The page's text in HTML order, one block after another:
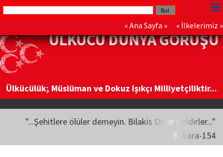
« Ana Sayfa » « İlkelerimiz »
ÜLKÜCÜ DÜNYA GÖRÜŞÜ
Ülkücülük; Müslüman ve Dokuz Işıkçı Milliyetçiliktir...
"...Şehitlere ölüler demeyin. Bilakis Onlar diridirler..."
Bakara-154